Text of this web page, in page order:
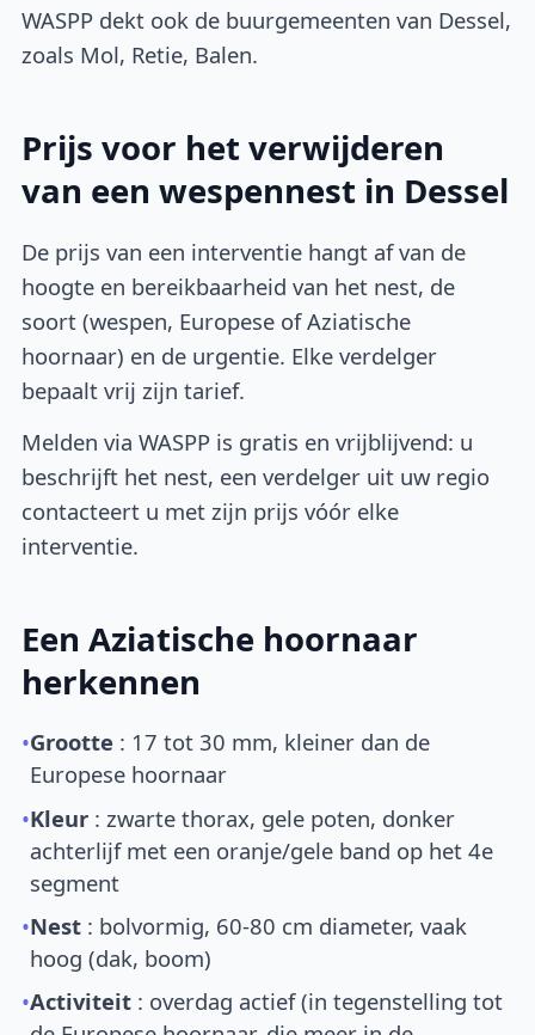
WASPP dekt ook de buurgemeenten van Dessel,
zoals Mol, Retie, Balen.
Prijs voor het verwijderen
van een wespennest in Dessel
De prijs van een interventie hangt af van de
hoogte en bereikbaarheid van het nest, de
soort (wespen, Europese of Aziatische
hoornaar) en de urgentie. Elke verdelger
bepaalt vrij zijn tarief.
Melden via WASPP is gratis en vrijblijvend: u
beschrijft het nest, een verdelger uit uw regio
contacteert u met zijn prijs vóór elke
interventie.
Een Aziatische hoornaar
herkennen
•Grootte : 17 tot 30 mm, kleiner dan de
Europese hoornaar
•Kleur : zwarte thorax, gele poten, donker
achterlijf met een oranje/gele band op het 4e
segment
•Nest : bolvormig, 60-80 cm diameter, vaak
hoog (dak, boom)
•Activiteit : overdag actief (in tegenstelling tot